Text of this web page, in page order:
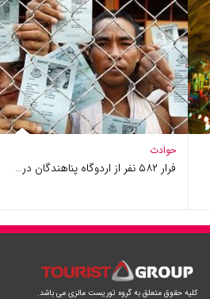
حوادث
فرار ۵۸۲ نفر از اردوگاه پناهندگان در…
کلیه حقوق متعلق به گروه توریست مالزی می باشد.